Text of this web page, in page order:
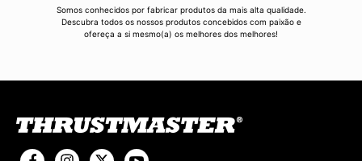
Somos conhecidos por fabricar produtos da mais alta qualidade.
Descubra todos os nossos produtos concebidos com paixão e
ofereça a si mesmo(a) os melhores dos melhores!